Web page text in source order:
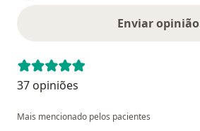
Enviar opinião
37 opiniões
Mais mencionado pelos pacientes